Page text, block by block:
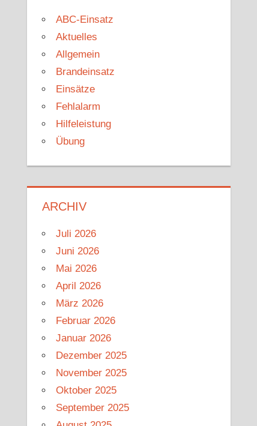
ABC-Einsatz
Aktuelles
Allgemein
Brandeinsatz
Einsätze
Fehlalarm
Hilfeleistung
Übung
ARCHIV
Juli 2026
Juni 2026
Mai 2026
April 2026
März 2026
Februar 2026
Januar 2026
Dezember 2025
November 2025
Oktober 2025
September 2025